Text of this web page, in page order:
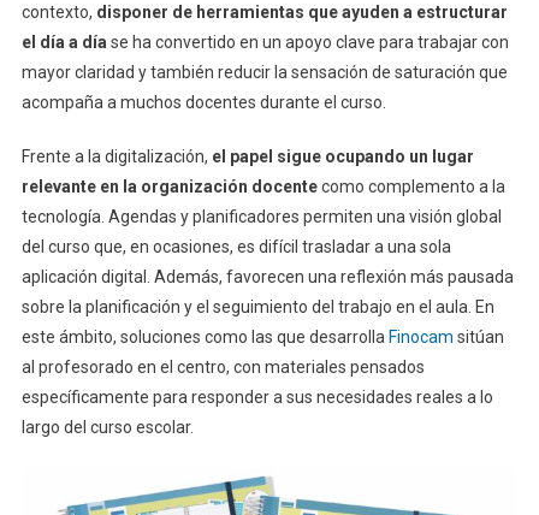
contexto, disponer de herramientas que ayuden a estructurar
el día a día se ha convertido en un apoyo clave para trabajar con
mayor claridad y también reducir la sensación de saturación que
acompaña a muchos docentes durante el curso.
Frente a la digitalización, el papel sigue ocupando un lugar
relevante en la organización docentecomo complemento a la
tecnología. Agendas y planificadores permiten una visión global
del curso que, en ocasiones, es difícil trasladar a una sola
aplicación digital. Además, favorecen una reflexión más pausada
sobre la planificación y el seguimiento del trabajo en el aula. En
este ámbito, soluciones como las que desarrolla Finocam sitúan
al profesorado en el centro, con materiales pensados
específicamente para responder a sus necesidades reales a lo
largo del curso escolar.